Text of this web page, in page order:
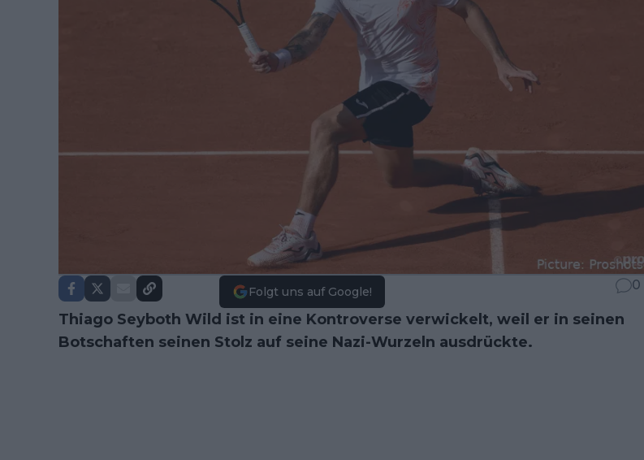
Folgt uns auf Google! 0
Thiago Seyboth Wild ist in eine Kontroverse verwickelt, weil er in seinen
Botschaften seinen Stolz auf seine Nazi-Wurzeln ausdrückte.